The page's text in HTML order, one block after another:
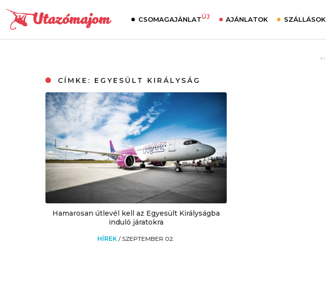
CSOMAGAJÁNLATÚJ AJÁNLATOK SZÁLLÁSOK
CÍMKE: EGYESÜLT KIRÁLYSÁG
Hamarosan útlevél kell az Egyesült Királyságba
induló járatokra
HÍREK/ SZEPTEMBER 02.